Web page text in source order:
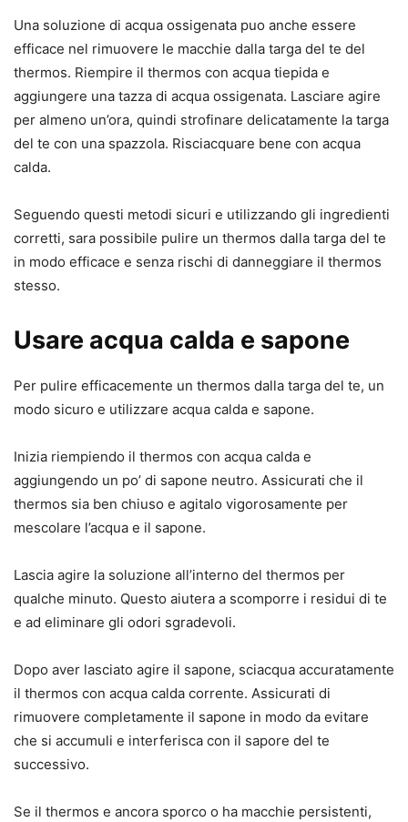
Una soluzione di acqua ossigenata puo anche essere
efficace nel rimuovere le macchie dalla targa del te del
thermos. Riempire il thermos con acqua tiepida e
aggiungere una tazza di acqua ossigenata. Lasciare agire
per almeno un’ora, quindi strofinare delicatamente la targa
del te con una spazzola. Risciacquare bene con acqua
calda.
Seguendo questi metodi sicuri e utilizzando gli ingredienti
corretti, sara possibile pulire un thermos dalla targa del te
in modo efficace e senza rischi di danneggiare il thermos
stesso.
Usare acqua calda e sapone
Per pulire efficacemente un thermos dalla targa del te, un
modo sicuro e utilizzare acqua calda e sapone.
Inizia riempiendo il thermos con acqua calda e
aggiungendo un po’ di sapone neutro. Assicurati che il
thermos sia ben chiuso e agitalo vigorosamente per
mescolare l’acqua e il sapone.
Lascia agire la soluzione all’interno del thermos per
qualche minuto. Questo aiutera a scomporre i residui di te
e ad eliminare gli odori sgradevoli.
Dopo aver lasciato agire il sapone, sciacqua accuratamente
il thermos con acqua calda corrente. Assicurati di
rimuovere completamente il sapone in modo da evitare
che si accumuli e interferisca con il sapore del te
successivo.
Se il thermos e ancora sporco o ha macchie persistenti,